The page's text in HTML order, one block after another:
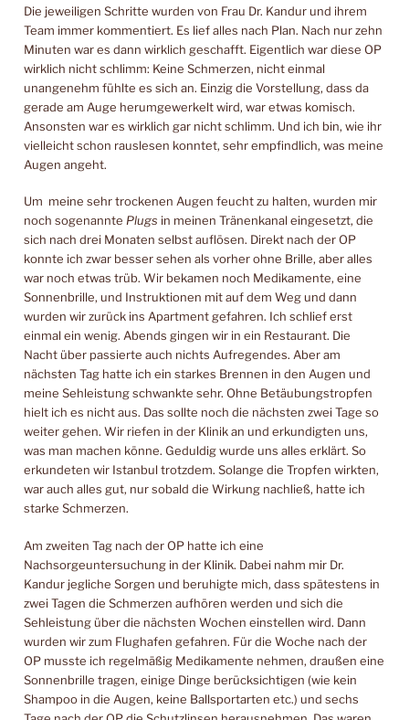
Die jeweiligen Schritte wurden von Frau Dr. Kandur und ihrem
Team immer kommentiert. Es lief alles nach Plan. Nach nur zehn
Minuten war es dann wirklich geschafft. Eigentlich war diese OP
wirklich nicht schlimm: Keine Schmerzen, nicht einmal
unangenehm fühlte es sich an. Einzig die Vorstellung, dass da
gerade am Auge herumgewerkelt wird, war etwas komisch.
Ansonsten war es wirklich gar nicht schlimm. Und ich bin, wie ihr
vielleicht schon rauslesen konntet, sehr empfindlich, was meine
Augen angeht.
Um meine sehr trockenen Augen feucht zu halten, wurden mir
noch sogenannte Plugs in meinen Tränenkanal eingesetzt, die
sich nach drei Monaten selbst auflösen. Direkt nach der OP
konnte ich zwar besser sehen als vorher ohne Brille, aber alles
war noch etwas trüb. Wir bekamen noch Medikamente, eine
Sonnenbrille, und Instruktionen mit auf dem Weg und dann
wurden wir zurück ins Apartment gefahren. Ich schlief erst
einmal ein wenig. Abends gingen wir in ein Restaurant. Die
Nacht über passierte auch nichts Aufregendes. Aber am
nächsten Tag hatte ich ein starkes Brennen in den Augen und
meine Sehleistung schwankte sehr. Ohne Betäubungstropfen
hielt ich es nicht aus. Das sollte noch die nächsten zwei Tage so
weiter gehen. Wir riefen in der Klinik an und erkundigten uns,
was man machen könne. Geduldig wurde uns alles erklärt. So
erkundeten wir Istanbul trotzdem. Solange die Tropfen wirkten,
war auch alles gut, nur sobald die Wirkung nachließ, hatte ich
starke Schmerzen.
Am zweiten Tag nach der OP hatte ich eine
Nachsorgeuntersuchung in der Klinik. Dabei nahm mir Dr.
Kandur jegliche Sorgen und beruhigte mich, dass spätestens in
zwei Tagen die Schmerzen aufhören werden und sich die
Sehleistung über die nächsten Wochen einstellen wird. Dann
wurden wir zum Flughafen gefahren. Für die Woche nach der
OP musste ich regelmäßig Medikamente nehmen, draußen eine
Sonnenbrille tragen, einige Dinge berücksichtigen (wie kein
Shampoo in die Augen, keine Ballsportarten etc.) und sechs